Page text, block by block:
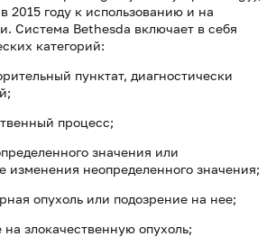
2015 году к использованию и на
Система Bethesda включает в себя
категорий:
пунктат, диагностически
процесс;
значения или
изменения неопределенного значения;
опухоль или подозрение на нее;
на злокачественную опухоль;